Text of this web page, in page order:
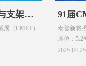
支架新
（CMEF）
91届
泰普新将
展位：5.2
时间： 4月
2025-03-25